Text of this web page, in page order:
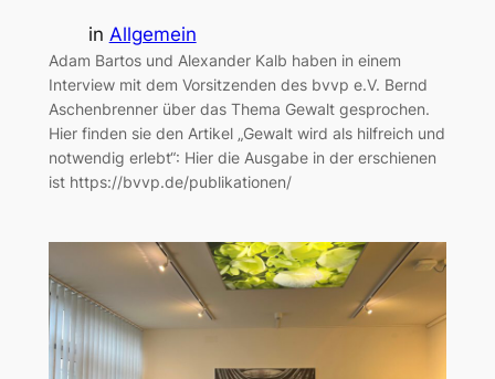
in Allgemein
Adam Bartos und Alexander Kalb haben in einem
Interview mit dem Vorsitzenden des bvvp e.V. Bernd
Aschenbrenner über das Thema Gewalt gesprochen.
Hier finden sie den Artikel „Gewalt wird als hilfreich und
notwendig erlebt“: Hier die Ausgabe in der erschienen
ist https://bvvp.de/publikationen/